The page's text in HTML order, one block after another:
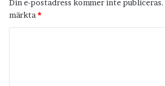
Din e-postadress kommer inte publiceras.
märkta *